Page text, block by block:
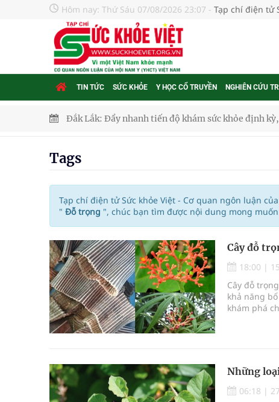
Hôm nay: Thứ Sáu 07/08/2026 23:07 - Tạp chí điện tử
TIN TỨC SỨC KHỎE Y HỌC CỔ TRUYỀN NGHIÊN CỨU
Đắk Lắk: Đẩy nhanh tiến độ khám sức khỏe định
Nhiều lợi thế để nâng chất lượng y tế
Vương Thành Công: Khi việc học bắt đầu từ trải
Chấn chỉnh hoạt động kinh doanh dược liệu
Súp lơ xanh mang đến hy vọng mới trong phòng
Tác Dụng Chống Kết Tập Tiểu Cầu Và Chống Đông
Quan Bằng Chứng Dược Lý Và Cơ Chế Phân Tử
Dự báo thời tiết ngày 08/8/2026: Bắc Bộ nắng
Tags
Tạp chí điện tử Sức khỏe Việt - Cơ quan ngôn luận
" Đỗ trọng ", chúc bạn tìm được nội dung mong
Cây đỗ
18:00 |
Cây đỗ
khả năng
khám phá
Những
06:18 |